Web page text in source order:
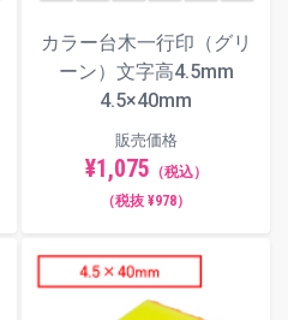
カラー台木一行印（グリ
ーン）文字高4.5mm
4.5×40mm
販売価格
¥1,075 （税込）
（税抜 ¥978）